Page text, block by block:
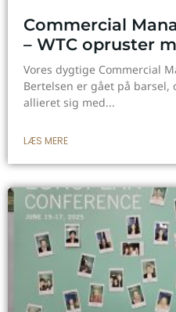
Commercial
– WTC opruster
Vores dygtige Commercial
Bertelsen er gået på barsel,
allieret sig med
LÆS MERE